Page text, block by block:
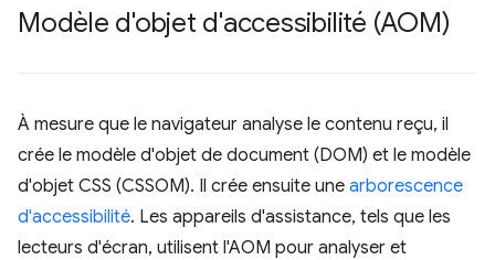
Modèle d'objet d'accessibilité (AOM)
À mesure que le navigateur analyse le contenu reçu, il
crée le modèle d'objet de document (DOM) et le modèle
d'objet CSS (CSSOM). Il crée ensuite une arborescence
d'accessibilité. Les appareils d'assistance, tels que les
lecteurs d'écran, utilisent l'AOM pour analyser et